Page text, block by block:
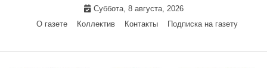
Суббота, 8 августа, 2026
О газете
Коллектив Контакты Подписка на газету